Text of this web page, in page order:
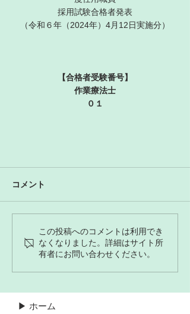
採用試験合格者発表
（令和６年（2024年）4月12日実施分）
【合格者受験番号】
作業療法士
０１
コメント
この投稿へのコメントは利用でき
なくなりました。詳細はサイト所
有者にお問い合わせください。
▶ ホーム